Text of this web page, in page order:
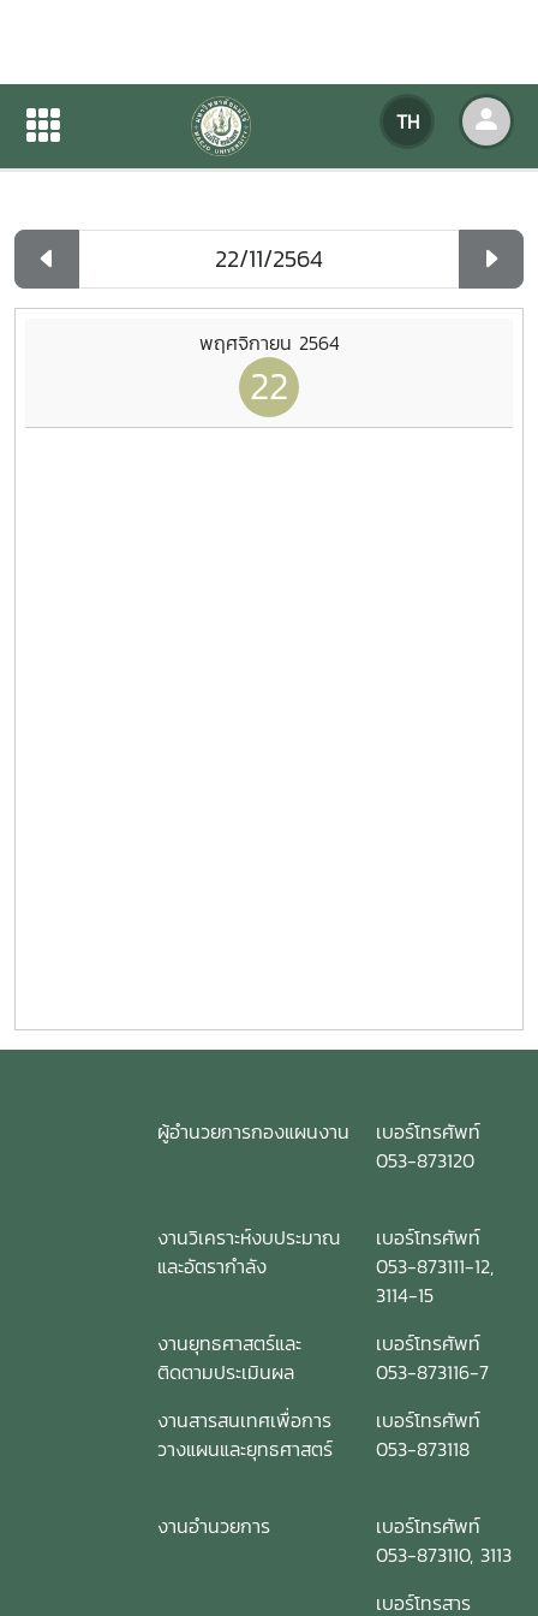
TH
ปฏิทินกิจกรรมของหน่วยงาน
ปฏิทินกิจกรรมของหน่วยงาน
พฤศจิกายน 2564
22
ผู้อำนวยการกองแผนงาน
เบอร์โทรศัพท์
053-873120
งานวิเคราะห์งบประมาณ
และอัตรากำลัง
เบอร์โทรศัพท์
053-873111-12,
3114-15
งานยุทธศาสตร์และ
ติดตามประเมินผล
เบอร์โทรศัพท์
053-873116-7
งานสารสนเทศเพื่อการ
วางแผนและยุทธศาสตร์
เบอร์โทรศัพท์
053-873118
งานอำนวยการ
เบอร์โทรศัพท์
053-873110, 3113
เบอร์โทรสาร